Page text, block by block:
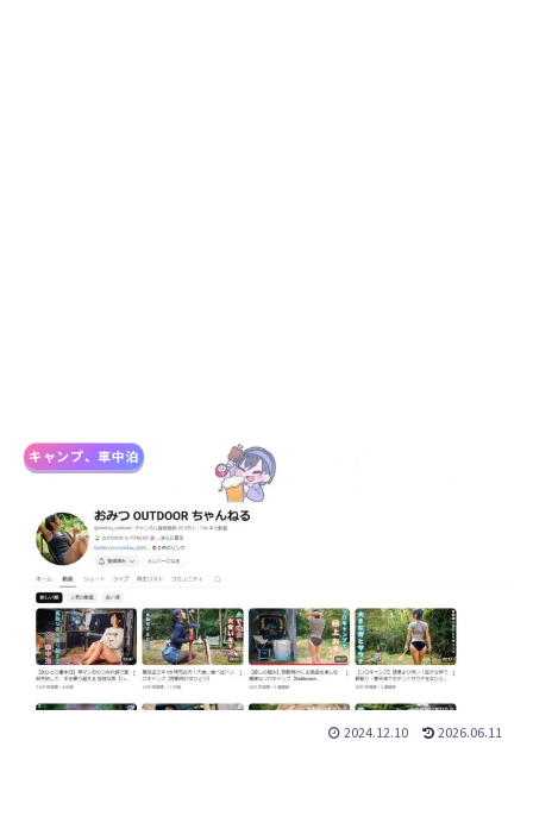
キャンプ、車中泊
2024.12.10 2026.06.11